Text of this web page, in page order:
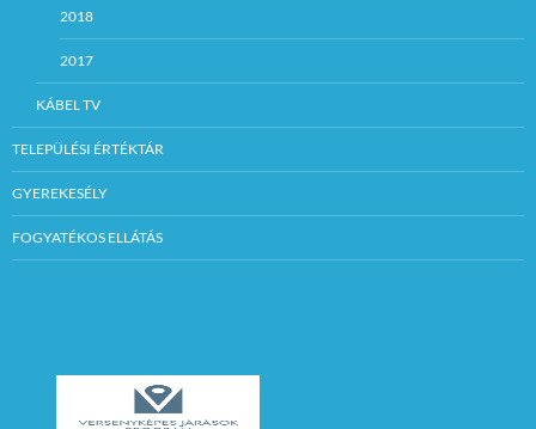
2018
2017
KÁBEL TV
TELEPÜLÉSI ÉRTÉKTÁR
GYEREKESÉLY
FOGYATÉKOS ELLÁTÁS